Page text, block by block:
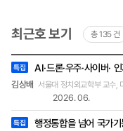
최근호 보기 총 135 건
최근호
목록
-
제목,
(소속
및
특집 AI·드론·우주·사이버·
김상배 서울대 정치외교학부 교수,
2026. 06.
특집
행정통합을 넘어 국가